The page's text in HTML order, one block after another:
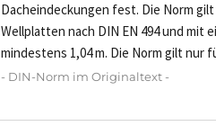
Dacheindeckungen fest. Die Norm
Wellplatten nach DIN EN 494 und mit
mindestens 1,04 m. Die Norm gilt nur
- DIN-Norm im Originaltext -